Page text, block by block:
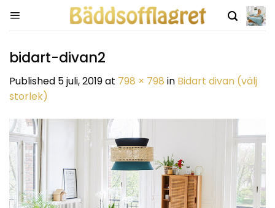
bidart-divan2
Published 5 juli, 2019at 798 × 798 in Bidart divan (välj
storlek)